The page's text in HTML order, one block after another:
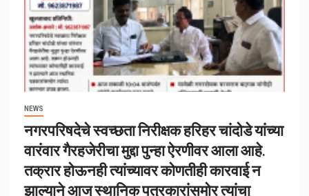
NEWS
नगरपरिषदेचे स्वच्छता निरीक्षक हरिहर चांदोडे यांच्या
वारंवार गैरहजेरीचा मुद्दा पुन्हा ऐरणीवर आला आहे.
तक्रार होऊनही त्यांच्यावर कोणतीही कारवाई न
झाल्याने आज स्थानिक पत्रकारांसमोर त्यांचा